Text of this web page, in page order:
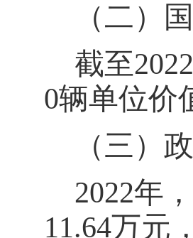
（二）
截至2022
0辆单位价
（三）
2022年
11.64万元